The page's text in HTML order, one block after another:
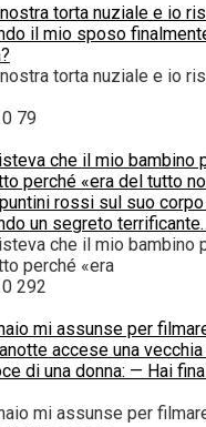
torta nuziale e io
il mio sposo
torta nuziale e io
0 79
che il mio bambino
perché «era del tutto
rossi sul suo
un segreto
che il mio bambino
perché «era
0 292
mi assunse per
accese una vecchia
di una donna: — Hai
mi assunse per